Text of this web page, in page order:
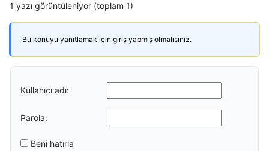
1 yazı görüntüleniyor (toplam 1)
Bu konuyu yanıtlamak için giriş yapmış olmalısınız.
Kullanıcı adı:
Parola:
Beni hatırla